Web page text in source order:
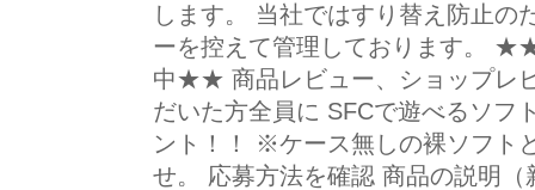
します。 当社ではすり替え防止の
ーを控えて管理しております。
中★★ 商品レビュー、ショップレ
だいた方全員に SFCで遊べるソフ
ント！！ ※ケース無しの裸ソフト
せ。 応募方法を確認 商品の説明